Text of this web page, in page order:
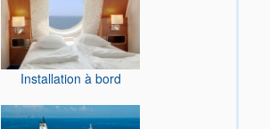
Installation à bord